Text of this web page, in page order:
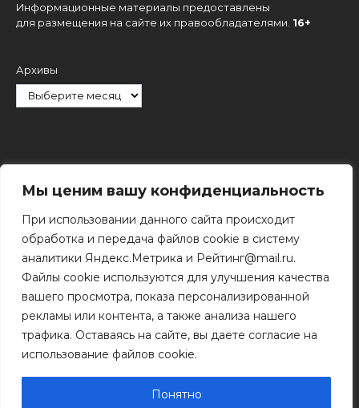
Мы ценим вашу конфиденциальность
При использовании данного сайта происходит
обработка и передача файлов cookie в систему
аналитики Яндекс.Метрика и Рейтинг@mail.ru.
Файлы cookie используются для улучшения качества
вашего просмотра, показа персонализированной
рекламы или контента, а также анализа нашего
трафика. Оставаясь на сайте, вы даете согласие на
использование файлов cookie.
Понятно
Информационные материалы предоставлены
для размещения на сайте их правообладателями. 16+
Архивы
Поиск
разрешения правообладателя.